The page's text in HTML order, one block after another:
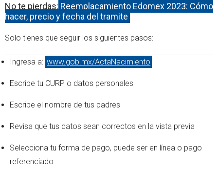
No te pierdas: Reemplacamiento Edomex 2023: Cómo
hacer, precio y fecha del tramite
Solo tienes que seguir los siguientes pasos:
Ingresa a: www.gob.mx/ActaNacimiento
Escribe tu CURP o datos personales
Escribe el nombre de tus padres
Revisa que tus datos sean correctos en la vista previa
Selecciona tu forma de pago, puede ser en línea o pago
referenciado